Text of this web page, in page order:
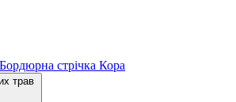
Бордюрна стрічка Кора
трав